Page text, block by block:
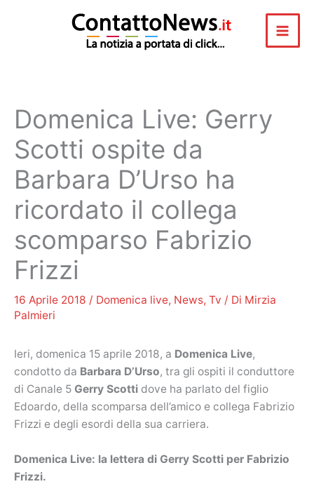
Domenica Live: Gerry
Scotti ospite da
Barbara D’Urso ha
ricordato il collega
scomparso Fabrizio
Frizzi
16 Aprile 2018 / Domenica live, News, Tv / Di Mirzia
Palmieri
Ieri, domenica 15 aprile 2018, a Domenica Live,
condotto da Barbara D’Urso, tra gli ospiti il conduttore
di Canale 5 Gerry Scotti dove ha parlato del figlio
Edoardo, della scomparsa dell’amico e collega Fabrizio
Frizzi e degli esordi della sua carriera.
Domenica Live: la lettera di Gerry Scotti per Fabrizio
Frizzi.